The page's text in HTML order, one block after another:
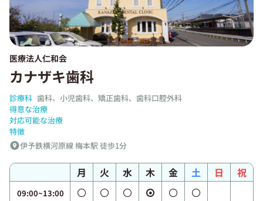
医療法人仁和会
カナザキ歯科
診療科 歯科、小児歯科、矯正歯科、歯科口腔外科
得意な治療
対応可能な治療
特徴
伊予鉄横河原線 梅本駅 徒歩1分
月 火 水 木 金 土 日 祝
09:00~13:00